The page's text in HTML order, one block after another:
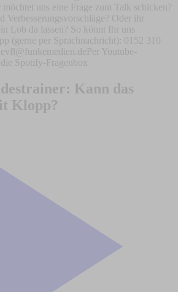
uns eine Frage zum Talk schicken?
Verbesserungsvorschläge? Oder ihr
Lob da lassen? So könnt Ihr uns
(gerne per Sprachnachricht): 0152 310
Youtube-
Spotify-Fragenbox
Kann das
Klopp?